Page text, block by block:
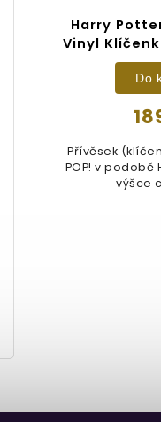
Harry
Vinyl
Do
Přívěsek
POP! v podobě
výšce